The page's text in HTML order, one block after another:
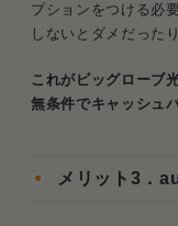
プションをつける必
しないとダメだった
これがビッグローブ
無条件でキャッシュ
メリット3．